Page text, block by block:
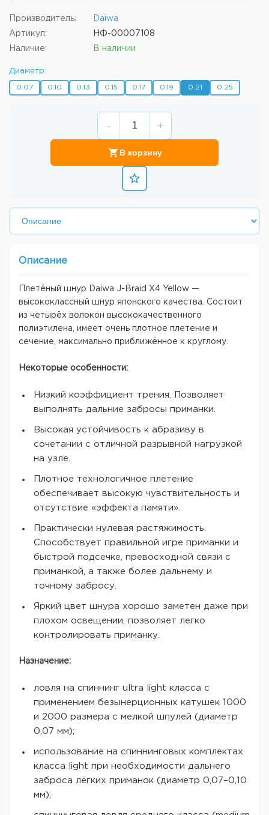
Производитель: Daiwa
Артикул: НФ-00007108
Наличие: В наличии
Диаметр:
0.07 0.10 0.13 0.15 0.17 0.19 0.21 0.25
- +
В корзину
Описание
Плетёный шнур Daiwa J-Braid X4 Yellow —
высококлассный шнур японского качества. Состоит
из четырёх волокон высококачественного
полиэтилена, имеет очень плотное плетение и
сечение, максимально приближённое к круглому.
Некоторые особенности:
Низкий коэффициент трения. Позволяет
выполнять дальние забросы приманки.
Высокая устойчивость к абразиву в
сочетании с отличной разрывной нагрузкой
на узле.
Плотное технологичное плетение
обеспечивает высокую чувствительность и
отсутствие «эффекта памяти».
Практически нулевая растяжимость.
Способствует правильной игре приманки и
быстрой подсечке, превосходной связи с
приманкой, а также более дальнему и
точному забросу.
Яркий цвет шнура хорошо заметен даже при
плохом освещении, позволяет легко
контролировать приманку.
Назначение:
ловля на спиннинг ultra light класса с
применением безынерционных катушек 1000
и 2000 размера с мелкой шпулей (диаметр
0,07 мм);
использование на спиннинговых комплектах
класса light при необходимости дальнего
заброса лёгких приманок (диаметр 0,07–0,10
мм);